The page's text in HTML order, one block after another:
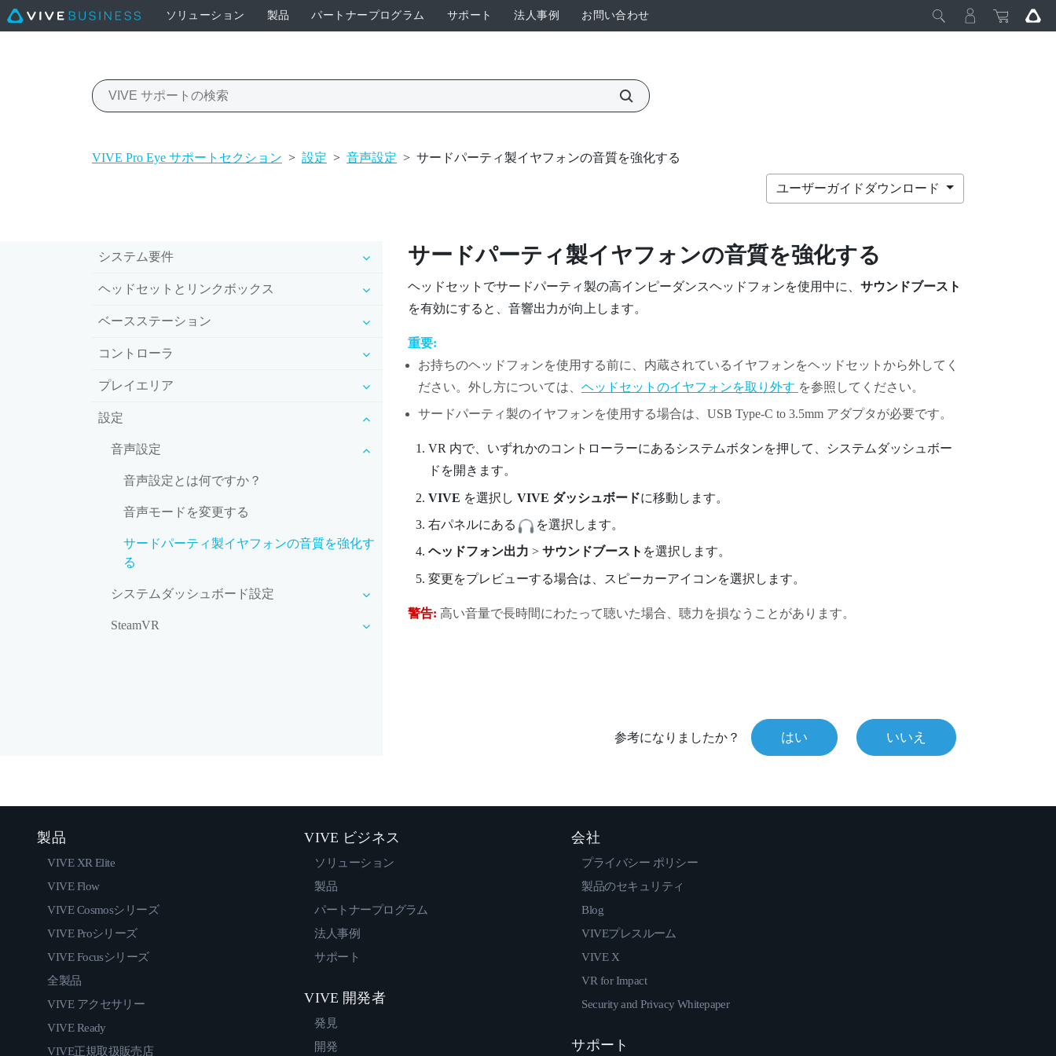
ソリューション 製品 パートナープログラム サポート 法人事例 お問い合わせ
VIVE Pro Eye サポートセクション > 設定 > 音声設定 > サードパーティ製イヤフォンの音質を強化する
ユーザーガイドダウンロード
システム要件
ヘッドセットとリンクボックス
ベースステーション
コントローラ
プレイエリア
設定
音声設定
音声設定とは何ですか？
音声モードを変更する
サードパーティ製イヤフォンの音質を強化す
る
システムダッシュボード設定
SteamVR
サードパーティ製イヤフォンの音質を強化する
ヘッドセットでサードパーティ製の高インピーダンスヘッドフォンを使用中に、 サウンドブースト
を有効にすると、音響出力が向上します。
重要:
お持ちのヘッドフォンを使用する前に、内蔵されているイヤフォンをヘッドセットから外してく
ださい。外し方については、 ヘッドセットのイヤフォンを取り外す を参照してください。
サードパーティ製のイヤフォンを使用する場合は、 USB Type-C to 3.5mm アダプタが必要です。
VR 内で、いずれかのコントローラーにあるシステムボタンを押して、システムダッシュボー
ドを開きます。
VIVE を選択し VIVE ダッシュボードに移動します。
右パネルにある を選択します。
ヘッドフォン出力 > サウンドブースト を選択します。
変更をプレビューする場合は、スピーカーアイコンを選択します。
警告: 高い音量で長時間にわたって聴いた場合、聴力を損なうことがあります。
参考になりましたか？ はい いいえ
製品
VIVE XR Elite
VIVE Flow
VIVE Cosmosシリーズ
VIVE Proシリーズ
VIVE Focusシリーズ
全製品
VIVE アクセサリー
VIVE Ready
VIVE正規取扱販売店
VIVE ビジネス
ソリューション
製品
パートナープログラム
法人事例
サポート
VIVE 開発者
発見
開発
会社
プライバシー ポリシー
製品のセキュリティ
Blog
VIVEプレスルーム
VIVE X
VR for Impact
Security and Privacy Whitepaper
サポート